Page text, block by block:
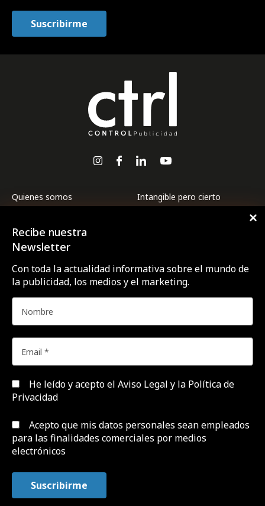
Recibe nuestra
Newsletter
Con toda la actualidad informativa sobre el mundo de
la publicidad, los medios y el marketing.
He leído y acepto el Aviso Legal y la Política de
Privacidad
Acepto que mis datos personales sean empleados
para las finalidades comerciales por medios
electrónicos
Quienes somos
Revista CTRL
Suscríbete
Contacto
Agencias
Área de expertos
Campañas
Festivales y premios
Formación y estudios
Intangible pero cierto
Marcas y ESG
Medios
Opinión
Targets
Privacidad
Política de Cookies
Publicidad
Copyright 2019 - 2026 | Diseño web por
Agile Digital Agency